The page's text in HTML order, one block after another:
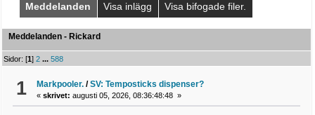
Meddelanden Visa inlägg Visa bifogade filer.
Meddelanden - Rickard
Sidor: [1]2 ...588
1 Markpooler. /SV: Temposticks dispenser?
«skrivet: augusti 05, 2026, 08:36:48:48 »